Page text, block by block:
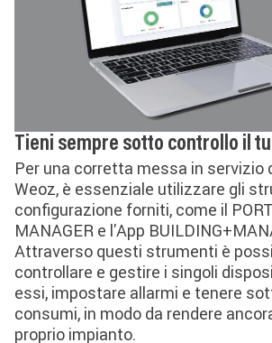
Tieni sempre sotto controllo il
Per una corretta messa in servizio
Weoz, è essenziale utilizzare gli
configurazione forniti, come il
MANAGER e l'App
Attraverso questi strumenti è
controllare e gestire i singoli
essi, impostare allarmi e tenere
consumi, in modo da rendere
proprio impianto.